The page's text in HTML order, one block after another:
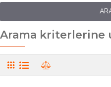
Arama kriterlerine